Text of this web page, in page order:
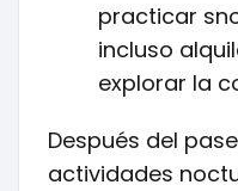
practicar
incluso
explorar la
Después del
actividades